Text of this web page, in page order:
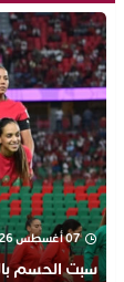
07 أغسطس 2026 - 15:21
سبت الحسم